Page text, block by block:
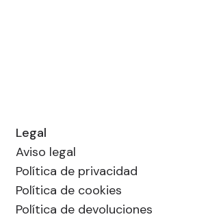
Legal
Aviso legal
Política de privacidad
Política de cookies
Política de devoluciones